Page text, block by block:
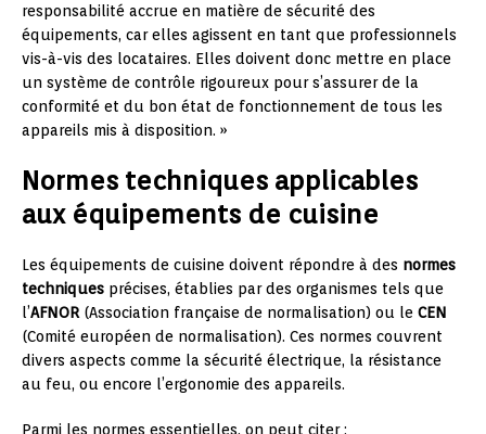
responsabilité accrue en matière de sécurité des
équipements, car elles agissent en tant que professionnels
vis-à-vis des locataires. Elles doivent donc mettre en place
un système de contrôle rigoureux pour s’assurer de la
conformité et du bon état de fonctionnement de tous les
appareils mis à disposition. »
Normes techniques applicables
aux équipements de cuisine
Les équipements de cuisine doivent répondre à des normes
techniques précises, établies par des organismes tels que
l’AFNOR (Association française de normalisation) ou le CEN
(Comité européen de normalisation). Ces normes couvrent
divers aspects comme la sécurité électrique, la résistance
au feu, ou encore l’ergonomie des appareils.
Parmi les normes essentielles, on peut citer :